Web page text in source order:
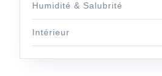
Humidité & Salubrité
Intérieur